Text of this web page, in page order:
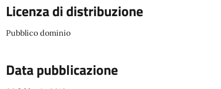
Licenza di distribuzione
Pubblico dominio
Data pubblicazione